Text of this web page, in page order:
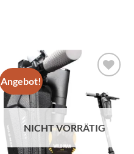
Angebot!
Wunschliste
NICHT VORRÄTIG